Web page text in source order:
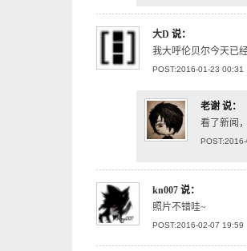
大D 说：
我大呼伦贝尔今天已
POST:2016-01-23 00:31
老谢 说：
看了新闻
kn007 说：
照片不错哇~
POST:2016-02-07 19:59